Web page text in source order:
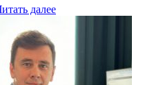
далее